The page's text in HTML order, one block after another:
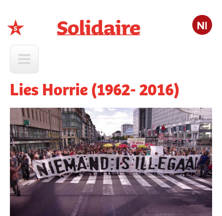
Nl
Lies Horrie (1962- 2016)